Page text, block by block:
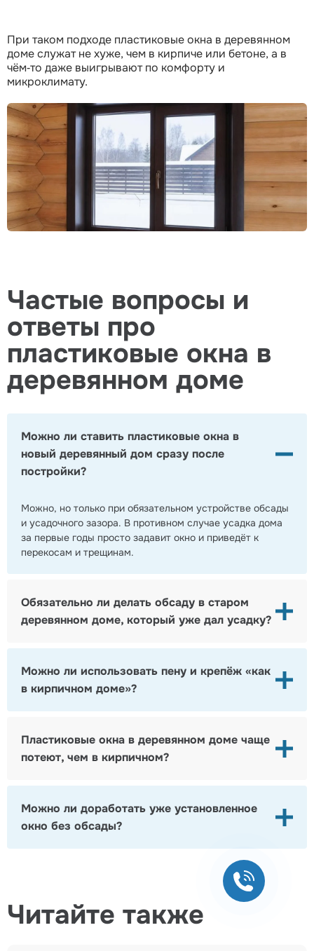
При таком подходе пластиковые окна в деревянном
доме служат не хуже, чем в кирпиче или бетоне, а в
чём‑то даже выигрывают по комфорту и
микроклимату.
Частые вопросы и
ответы про
пластиковые окна в
деревянном доме
Можно ли ставить пластиковые окна в
новый деревянный дом сразу после
постройки?
Можно, но только при обязательном устройстве обсады
и усадочного зазора. В противном случае усадка дома
за первые годы просто задавит окно и приведёт к
перекосам и трещинам.
Обязательно ли делать обсаду в старом
деревянном доме, который уже дал усадку?
Можно ли использовать пену и крепёж «как
в кирпичном доме»?
Пластиковые окна в деревянном доме чаще
потеют, чем в кирпичном?
Можно ли доработать уже установленное
окно без обсады?
Читайте также
+7495
134-42-
58